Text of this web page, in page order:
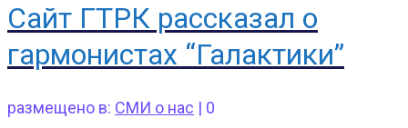
Сайт ГТРК рассказал о
гармонистах “Галактики”
размещено в: СМИ о нас | 0